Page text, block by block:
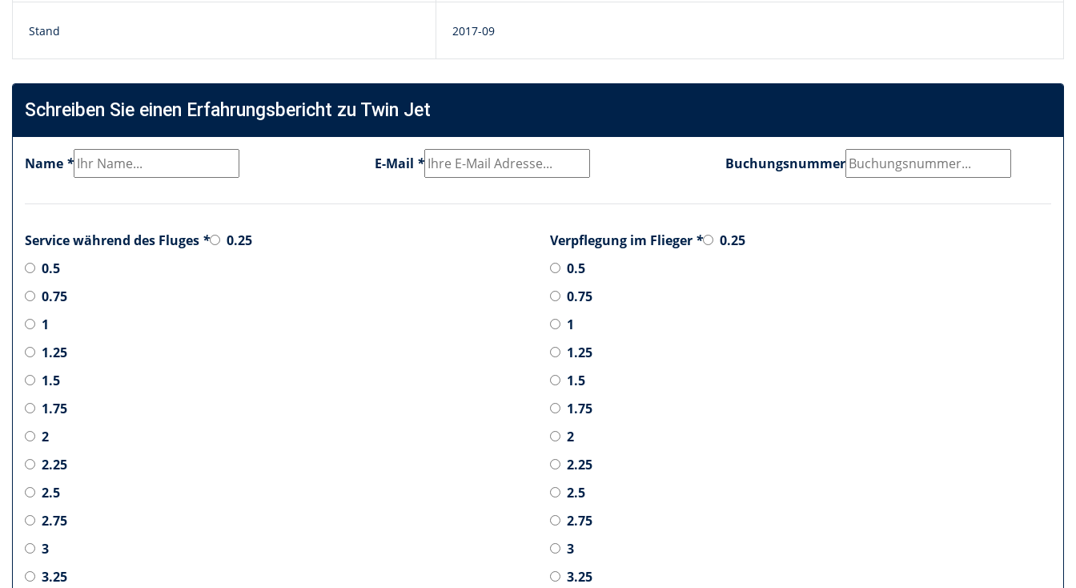
Stand 2017-09
Schreiben Sie einen Erfahrungsbericht zu Twin Jet
Name * E-Mail * Buchungsnummer
Service während des Fluges *
0.25
0.5
0.75
1
1.25
1.5
1.75
2
2.25
2.5
2.75
3
3.25
Verpflegung im Flieger *
0.25
0.5
0.75
1
1.25
1.5
1.75
2
2.25
2.5
2.75
3
3.25